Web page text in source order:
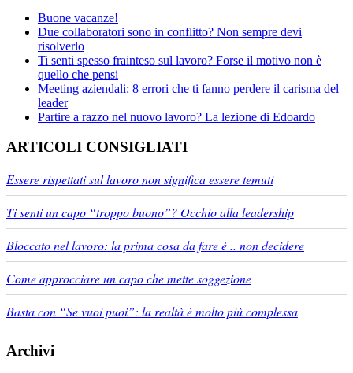
Buone vacanze!
Due collaboratori sono in conflitto? Non sempre devi
risolverlo
Ti senti spesso frainteso sul lavoro? Forse il motivo non è
quello che pensi
Meeting aziendali: 8 errori che ti fanno perdere il carisma del
leader
Partire a razzo nel nuovo lavoro? La lezione di Edoardo
ARTICOLI CONSIGLIATI
Essere rispettati sul lavoro non significa essere temuti
Ti senti un capo “troppo buono”? Occhio alla leadership
Bloccato nel lavoro: la prima cosa da fare è .. non decidere
Come approcciare un capo che mette soggezione
Basta con “Se vuoi puoi”: la realtà è molto più complessa
Archivi